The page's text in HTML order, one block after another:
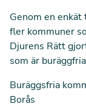
Genom en
fler kommuner
Djurens Rätt
som är
Buräggsfria
Borås